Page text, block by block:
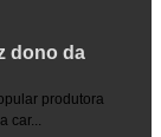
dono da
produtora